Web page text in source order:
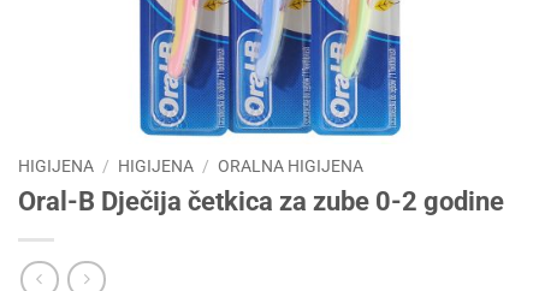
HIGIJENA / HIGIJENA / ORALNA HIGIJENA
Oral-B Dječija četkica za zube 0-2 godine